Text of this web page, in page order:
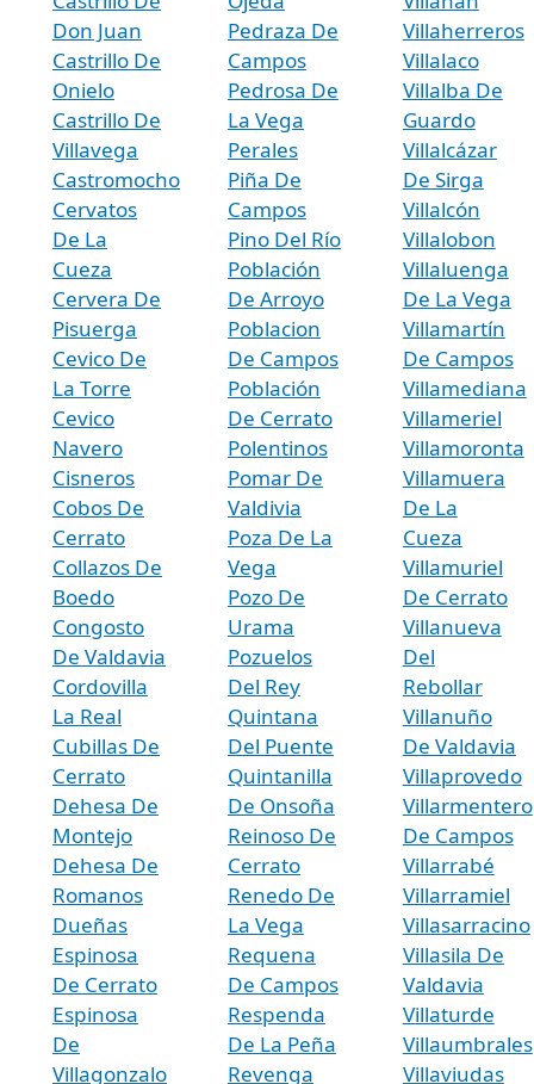
Don Juan
Castrillo De
Onielo
Castrillo De
Villavega
Castromocho
Cervatos
De La
Cueza
Cervera De
Pisuerga
Cevico De
La Torre
Cevico
Navero
Cisneros
Cobos De
Cerrato
Collazos De
Boedo
Congosto
De Valdavia
Cordovilla
La Real
Cubillas De
Cerrato
Dehesa De
Montejo
Dehesa De
Romanos
Dueñas
Espinosa
De Cerrato
Espinosa
De
Villagonzalo
Pedraza De
Campos
Pedrosa De
La Vega
Perales
Piña De
Campos
Pino Del Río
Población
De Arroyo
Poblacion
De Campos
Población
De Cerrato
Polentinos
Pomar De
Valdivia
Poza De La
Vega
Pozo De
Urama
Pozuelos
Del Rey
Quintana
Del Puente
Quintanilla
De Onsoña
Reinoso De
Cerrato
Renedo De
La Vega
Requena
De Campos
Respenda
De La Peña
Revenga
Villaherreros
Villalaco
Villalba De
Guardo
Villalcázar
De Sirga
Villalcón
Villalobon
Villaluenga
De La Vega
Villamartín
De Campos
Villamediana
Villameriel
Villamoronta
Villamuera
De La
Cueza
Villamuriel
De Cerrato
Villanueva
Del
Rebollar
Villanuño
De Valdavia
Villaprovedo
Villarmentero
De Campos
Villarrabé
Villarramiel
Villasarracino
Villasila De
Valdavia
Villaturde
Villaumbrales
Villaviudas